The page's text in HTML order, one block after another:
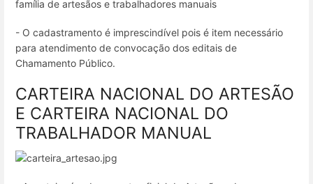
família de artesãos e trabalhadores manuais
- O cadastramento é imprescindível pois é item necessário
para atendimento de convocação dos editais de
Chamamento Público.
CARTEIRA NACIONAL DO ARTESÃO
E CARTEIRA NACIONAL DO
TRABALHADOR MANUAL